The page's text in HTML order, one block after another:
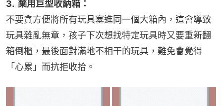
3.  棄用巨型收納箱：
不要貪方便將所有玩具塞進同一個大箱內，這會導致
玩具雜亂無章，孩子下次想找特定玩具時又要重新翻
箱倒櫃，最後面對滿地不相干的玩具，難免會覺得
「心累」而抗拒收拾。